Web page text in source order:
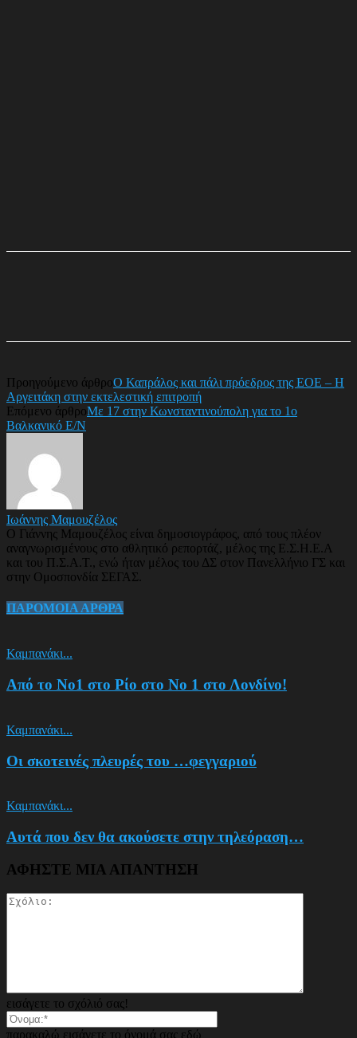
Προηγούμενο άρθροΟ Καπράλος και πάλι πρόεδρος της ΕΟΕ – Η
Αργειτάκη στην εκτελεστική επιτροπή
Επόμενο άρθροΜε 17 στην Κωνσταντινούπολη για το 1ο
Βαλκανικό Ε/Ν
Ιωάννης Μαμουζέλος
Ο Γιάννης Μαμουζέλος είναι δημοσιογράφος, από τους πλέον
αναγνωρισμένους στο αθλητικό ρεπορτάζ, μέλος της Ε.Σ.Η.Ε.Α
και του Π.Σ.Α.Τ., ενώ ήταν μέλος του ΔΣ στον Πανελλήνιο ΓΣ και
στην Ομοσπονδία ΣΕΓΑΣ.
ΠΑΡΟΜΟΙΑ ΑΡΘΡΑ
Καμπανάκι...
Από το Νο1 στο Ρίο στο Νο 1 στο Λονδίνο!
Καμπανάκι...
Οι σκοτεινές πλευρές του …φεγγαριού
Καμπανάκι...
Αυτά που δεν θα ακούσετε στην τηλεόραση…
ΑΦΗΣΤΕ ΜΙΑ ΑΠΑΝΤΗΣΗ
εισάγετε το σχόλιό σας!
παρακαλώ εισάγετε το όνομά σας εδώ